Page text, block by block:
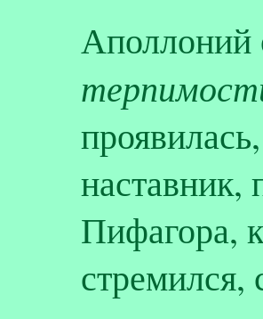
Аполлоний
наставник,
Пифагора,
стремился,